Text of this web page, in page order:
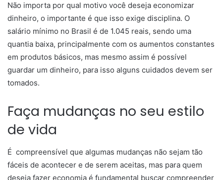
Não importa por qual motivo você deseja economizar
dinheiro, o importante é que isso exige disciplina. O
salário mínimo no Brasil é de 1.045 reais, sendo uma
quantia baixa, principalmente com os aumentos constantes
em produtos básicos, mas mesmo assim é possível
guardar um dinheiro, para isso alguns cuidados devem ser
tomados.
Faça mudanças no seu estilo
de vida
É compreensível que algumas mudanças não sejam tão
fáceis de acontecer e de serem aceitas, mas para quem
deseja fazer economia é fundamental buscar compreender